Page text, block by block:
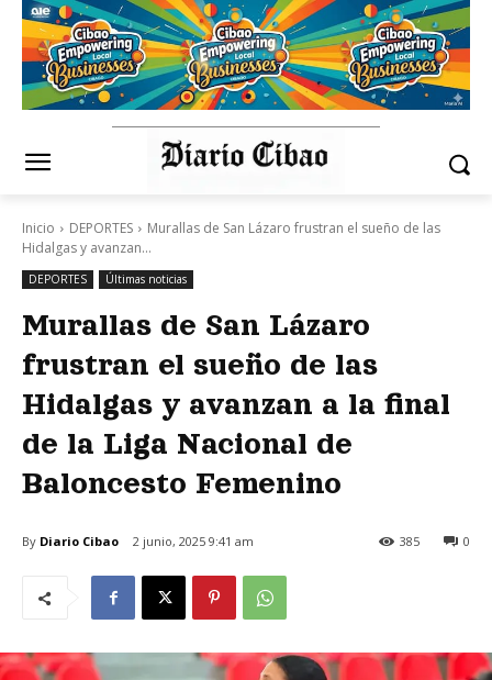
Inicio DEPORTES
Murallas de San Lázaro frustran el sueño de las
Hidalgas y avanzan...
DEPORTES Últimas noticias
Murallas de San Lázaro
frustran el sueño de las
Hidalgas y avanzan a la final
de la Liga Nacional de
Baloncesto Femenino
By Diario Cibao 2 junio, 2025 9:41 am 0
385